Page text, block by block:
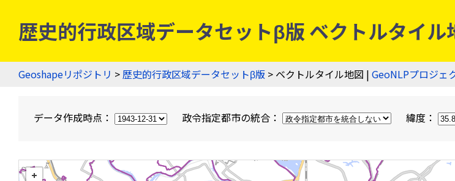
歴史的行政区域データセットβ版 ベクトルタイ
Geoshapeリポジトリ >歴史的行政区域データセットβ版 > ベクトルタイル地図 | GeoNLPプロジェ
データ作成時点： 政令指定都市の統合： 緯度：